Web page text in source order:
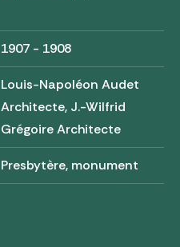
1907 - 1908
Louis-Napoléon Audet
Architecte, J.-Wilfrid
Grégoire Architecte
Presbytère, monument